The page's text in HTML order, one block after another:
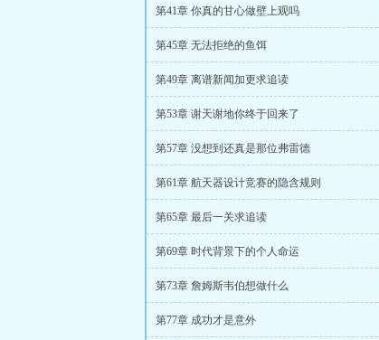
第41章 你真的甘心做壁上观吗
第45章 无法拒绝的鱼饵
第49章 离谱新闻加更求追读
第53章 谢天谢地你终于回来了
第57章 没想到还真是那位弗雷德
第61章 航天器设计竞赛的隐含规则
第65章 最后一关求追读
第69章 时代背景下的个人命运
第73章 詹姆斯韦伯想做什么
第77章 成功才是意外